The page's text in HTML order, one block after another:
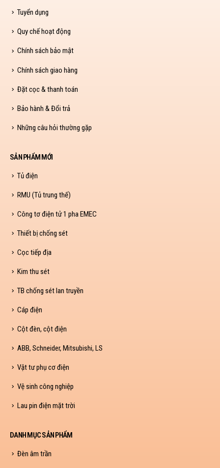
Tuyển dụng
Quy chế hoạt động
Chính sách bảo mật
Chính sách giao hàng
Đặt cọc & thanh toán
Bảo hành & Đổi trả
Những câu hỏi thường gặp
SẢN PHẨM MỚI
Tủ điện
RMU (Tủ trung thế)
Công tơ điện tử 1 pha EMEC
Thiết bị chống sét
Cọc tiếp địa
Kim thu sét
TB chống sét lan truyền
Cáp điện
Cột đèn, cột điện
ABB, Schneider, Mitsubishi, LS
Vật tư phụ cơ điện
Vệ sinh công nghiệp
Lau pin điện mặt trời
DANH MỤC SẢN PHẨM
Đèn âm trần